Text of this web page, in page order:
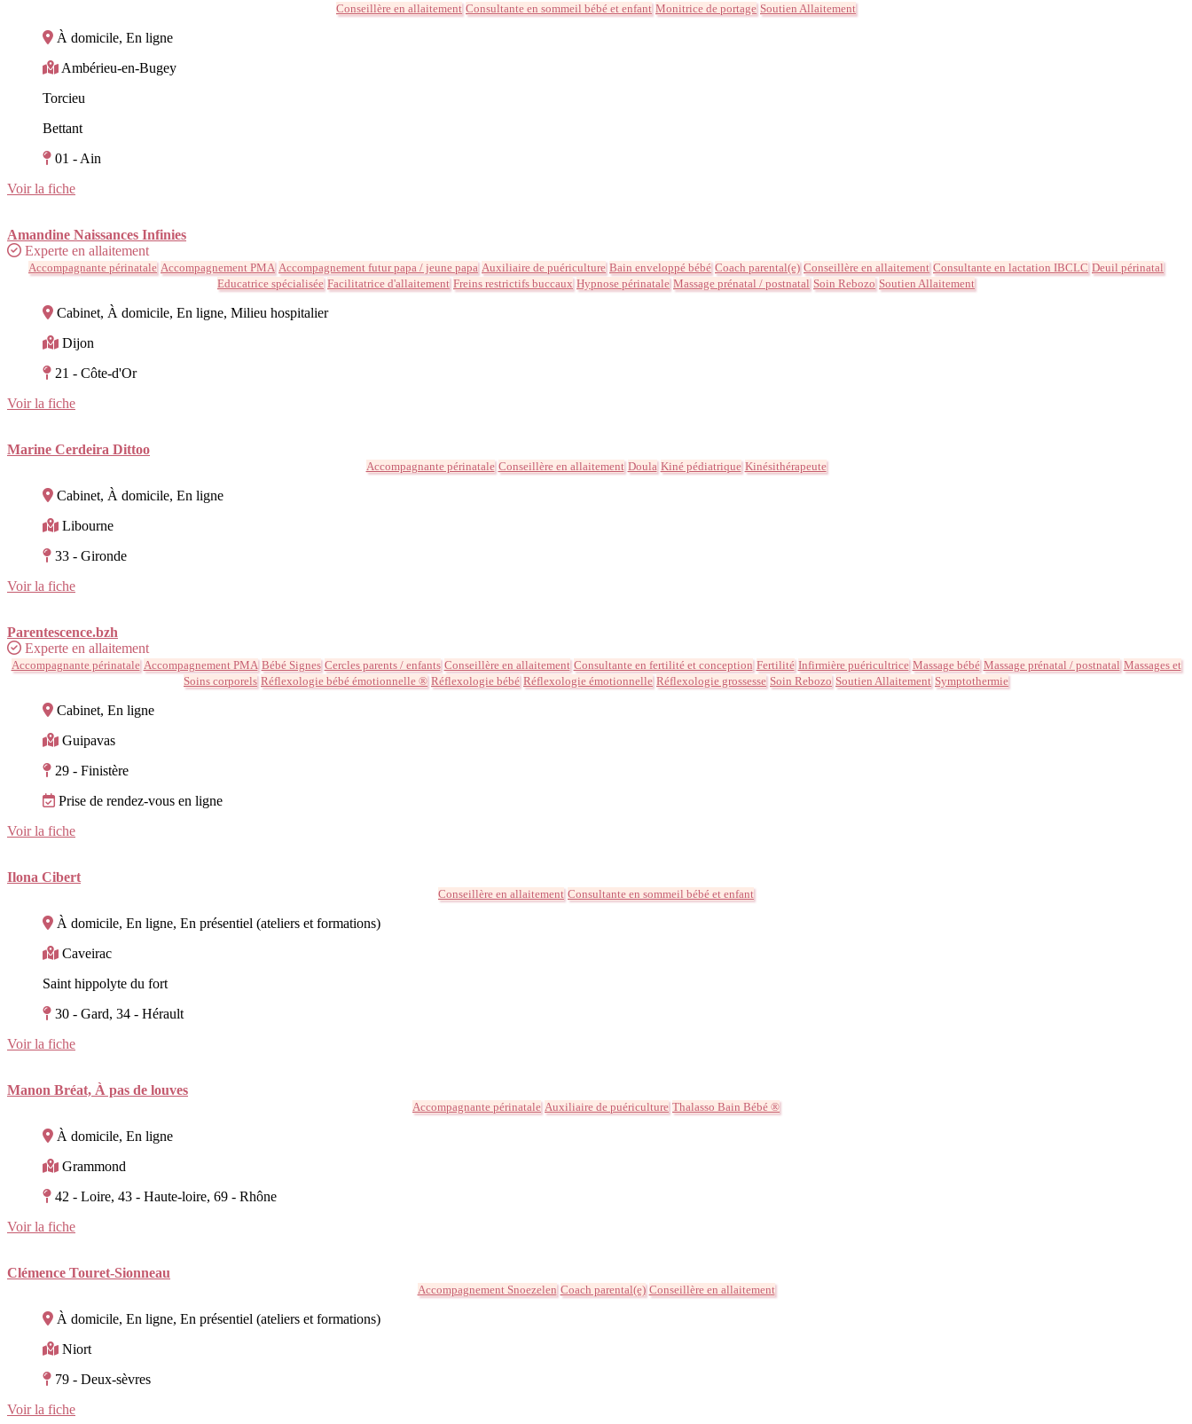
Conseillère en allaitement Consultante en sommeil bébé et enfant Monitrice de portage Soutien Allaitement
À domicile, En ligne
Ambérieu-en-Bugey
Torcieu
Bettant
01 - Ain
Voir la fiche
Amandine Naissances Infinies
Experte en allaitement
Accompagnante périnatale Accompagnement PMA Accompagnement futur papa / jeune papa Auxiliaire de puériculture Bain enveloppé bébé Coach parental(e) Conseillère en allaitement Consultante en lactation IBCLC Deuil périnatal
Educatrice spécialisée Facilitatrice d'allaitement Freins restrictifs buccaux Hypnose périnatale Massage prénatal / postnatal Soin Rebozo Soutien Allaitement
Cabinet, À domicile, En ligne, Milieu hospitalier
Dijon
21 - Côte-d'Or
Voir la fiche
Marine Cerdeira Dittoo
Accompagnante périnatale Conseillère en allaitement Doula Kiné pédiatrique Kinésithérapeute
Cabinet, À domicile, En ligne
Libourne
33 - Gironde
Voir la fiche
Parentescence.bzh
Experte en allaitement
Accompagnante périnatale Accompagnement PMA Bébé Signes Cercles parents / enfants Conseillère en allaitement Consultante en fertilité et conception Fertilité Infirmière puéricultrice Massage bébé Massage prénatal / postnatal Massages et
Soins corporels Réflexologie bébé émotionnelle ® Réflexologie bébé Réflexologie émotionnelle Réflexologie grossesse Soin Rebozo Soutien Allaitement Symptothermie
Cabinet, En ligne
Guipavas
29 - Finistère
Prise de rendez-vous en ligne
Voir la fiche
Ilona Cibert
Conseillère en allaitement Consultante en sommeil bébé et enfant
À domicile, En ligne, En présentiel (ateliers et formations)
Caveirac
Saint hippolyte du fort
30 - Gard, 34 - Hérault
Voir la fiche
Manon Bréat, À pas de louves
Accompagnante périnatale Auxiliaire de puériculture Thalasso Bain Bébé ®
À domicile, En ligne
Grammond
42 - Loire, 43 - Haute-loire, 69 - Rhône
Voir la fiche
Clémence Touret-Sionneau
Accompagnement Snoezelen Coach parental(e) Conseillère en allaitement
À domicile, En ligne, En présentiel (ateliers et formations)
Niort
79 - Deux-sèvres
Voir la fiche